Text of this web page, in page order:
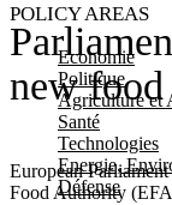
POLICY AREAS
Economie
Politique
Agriculture et
Santé
Technologies
Energie,
Défense
new
European
Food Authority